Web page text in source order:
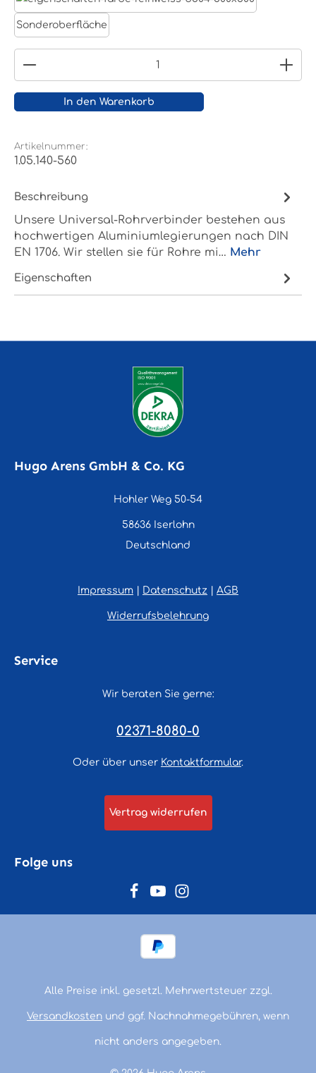
Sonderoberfläche
Produkt Anzahl: Gib den gewünschten Wert
In den Warenkorb
Artikelnummer:
1.05.140-560
Beschreibung
Unsere Universal-Rohrverbinder bestehen aus
hochwertigen Aluminiumlegierungen nach DIN
EN 1706. Wir stellen sie für Rohre mi… Mehr
Eigenschaften
Hugo Arens GmbH & Co. KG
Hohler Weg 50-54
58636 Iserlohn
Deutschland
Impressum Datenschutz AGB
Widerrufsbelehrung
Service
Wir beraten Sie gerne:
02371-8080-0
Oder über unser Kontaktformular.
Vertrag widerrufen
Folge uns
Alle Preise inkl. gesetzl. Mehrwertsteuer zzgl.
Versandkosten und ggf. Nachnahmegebühren, wenn
nicht anders angegeben.